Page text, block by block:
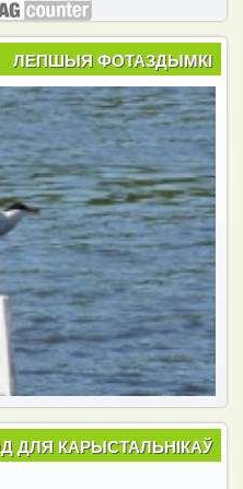
ЛЕПШЫЯ ФОТАЗДЫМКІ
ДЛЯ КАРЫСТАЛЬНІКАЎ